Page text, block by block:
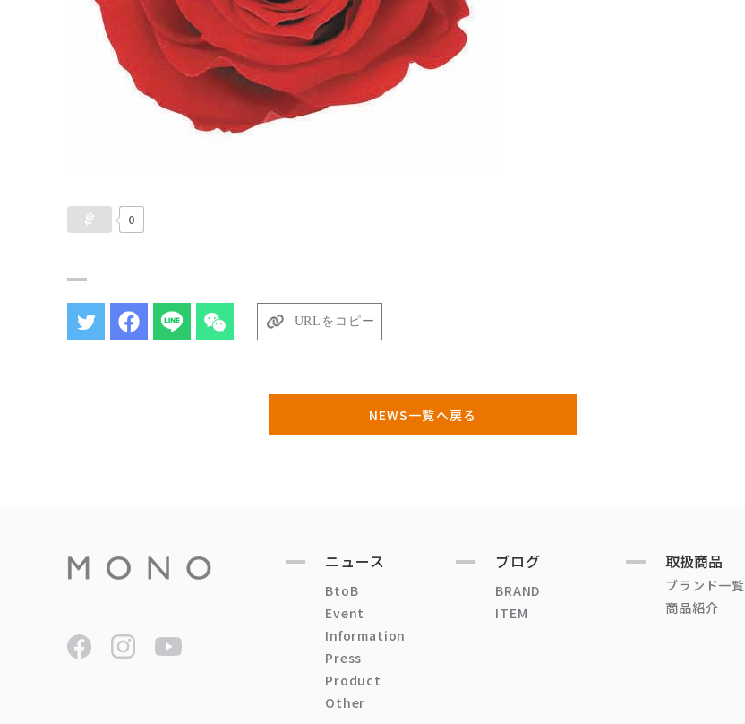
0
URLをコピー
NEWS一覧へ戻る
ニュース
BtoB
Event
Information
Press
Product
Other
ブログ
BRAND
ITEM
取扱商品
ブランド一覧
商品紹介